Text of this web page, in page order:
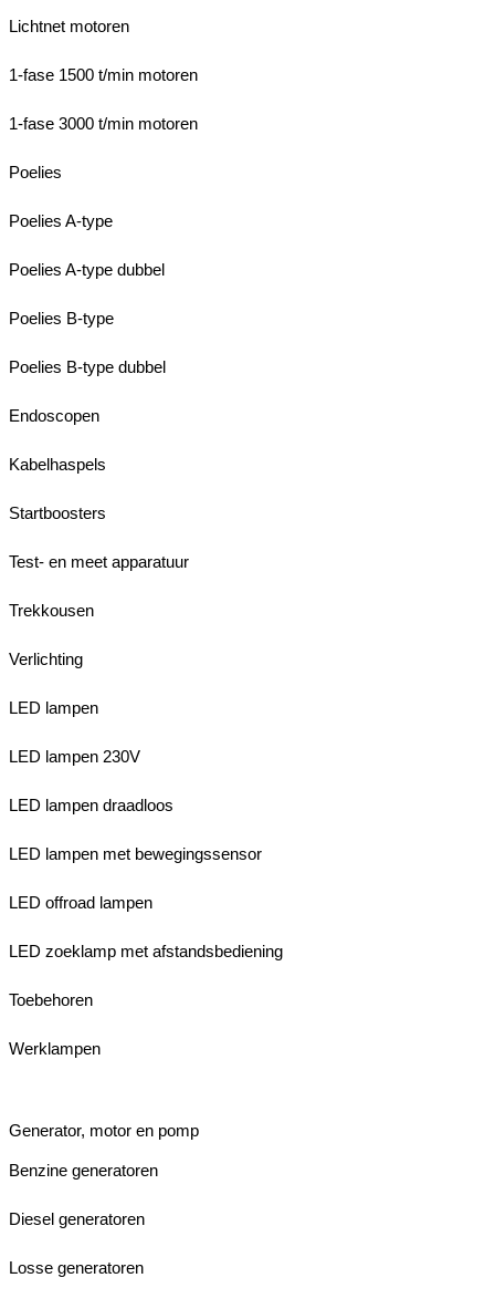
Lichtnet motoren
1-fase 1500 t/min motoren
1-fase 3000 t/min motoren
Poelies
Poelies A-type
Poelies A-type dubbel
Poelies B-type
Poelies B-type dubbel
Endoscopen
Kabelhaspels
Startboosters
Test- en meet apparatuur
Trekkousen
Verlichting
LED lampen
LED lampen 230V
LED lampen draadloos
LED lampen met bewegingssensor
LED offroad lampen
LED zoeklamp met afstandsbediening
Toebehoren
Werklampen
Generator, motor en pomp
Benzine generatoren
Diesel generatoren
Losse generatoren